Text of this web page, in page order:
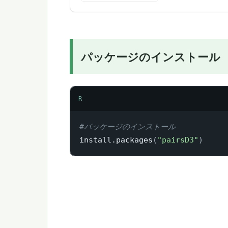
パッケージのインストール
R
#パッケージのインストール
install.packages ( "pairsD3" )